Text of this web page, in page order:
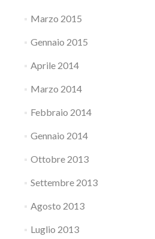
Marzo 2015
Gennaio 2015
Aprile 2014
Marzo 2014
Febbraio 2014
Gennaio 2014
Ottobre 2013
Settembre 2013
Agosto 2013
Luglio 2013